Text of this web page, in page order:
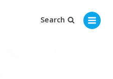
Search